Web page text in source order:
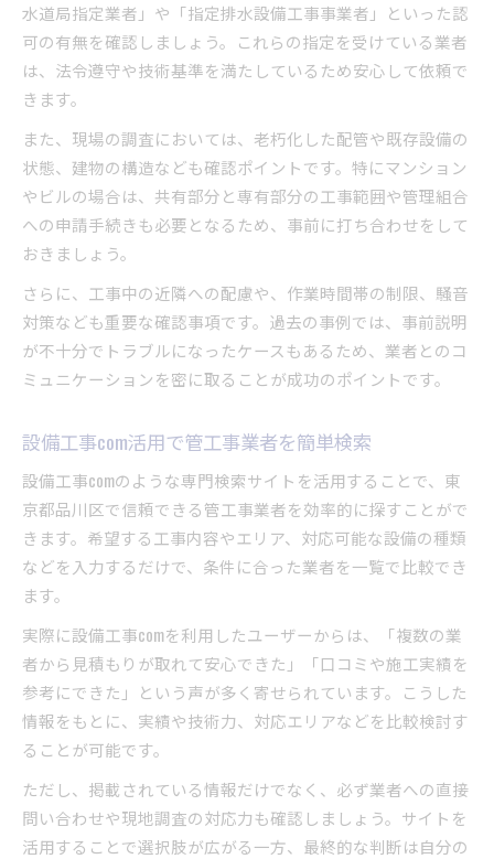
水道局指定業者」や「指定排水設備工事事業者」といった認
可の有無を確認しましょう。これらの指定を受けている業者
は、法令遵守や技術基準を満たしているため安心して依頼で
きます。
また、現場の調査においては、老朽化した配管や既存設備の
状態、建物の構造なども確認ポイントです。特にマンション
やビルの場合は、共有部分と専有部分の工事範囲や管理組合
への申請手続きも必要となるため、事前に打ち合わせをして
おきましょう。
さらに、工事中の近隣への配慮や、作業時間帯の制限、騒音
対策なども重要な確認事項です。過去の事例では、事前説明
が不十分でトラブルになったケースもあるため、業者とのコ
ミュニケーションを密に取ることが成功のポイントです。
設備工事com活用で管工事業者を簡単検索
設備工事comのような専門検索サイトを活用することで、東
京都品川区で信頼できる管工事業者を効率的に探すことがで
きます。希望する工事内容やエリア、対応可能な設備の種類
などを入力するだけで、条件に合った業者を一覧で比較でき
ます。
実際に設備工事comを利用したユーザーからは、「複数の業
者から見積もりが取れて安心できた」「口コミや施工実績を
参考にできた」という声が多く寄せられています。こうした
情報をもとに、実績や技術力、対応エリアなどを比較検討す
ることが可能です。
ただし、掲載されている情報だけでなく、必ず業者への直接
問い合わせや現地調査の対応力も確認しましょう。サイトを
活用することで選択肢が広がる一方、最終的な判断は自分の